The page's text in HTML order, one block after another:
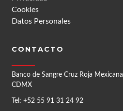
Cookies
Datos Personales
CONTACTO
Banco de Sangre Cruz Roja Mexicana
CDMX
Tel: +52 55 91 31 24 92